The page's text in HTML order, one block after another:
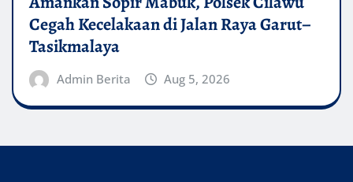
Cegah Kecelakaan di Jalan Raya Garut–
Tasikmalaya
Admin Berita Aug 5, 2026